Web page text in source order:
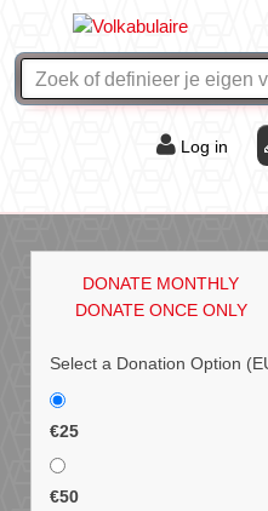
Log in
DONATE MONTHLY
DONATE ONCE ONLY
Select a Donation Option
€25
€50